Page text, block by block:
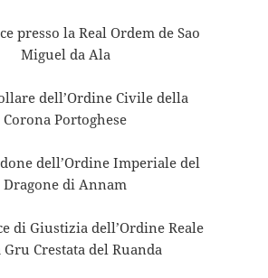
presso la Real Ordem de Sao
Miguel da Ala
dell’Ordine Civile della
Corona Portoghese
dell’Ordine Imperiale del
Dragone di Annam
di Giustizia dell’Ordine Reale
Crestata del Ruanda